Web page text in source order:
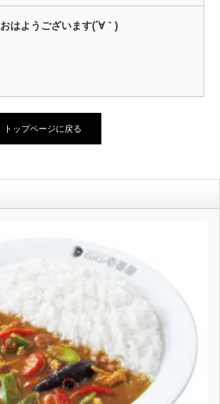
おはようございます(´∀｀)
トップページに戻る